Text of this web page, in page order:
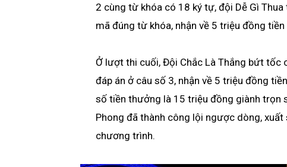
2 cùng từ khóa có 18 ký tự, đội Dễ Gì
mã đúng từ khóa, nhận về 5 triệu đồng
Ở lượt thi cuối, Đội Chắc Là Thắng bứt tốc
đáp án ở câu số 3, nhận về 5 triệu đồng
số tiền thưởng là 15 triệu đồng giành trọn
Phong đã thành công lội ngược dòng,
chương trình.